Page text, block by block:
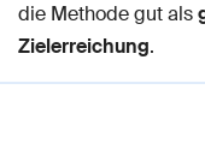
die Methode gut als
Zielerreichung.